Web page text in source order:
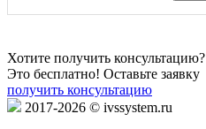
Хотите получить консультацию?
Это бесплатно! Оставьте заявку
получить консультацию
2017-2026 © ivssystem.ru